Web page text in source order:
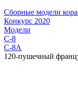
Сборные модели
Конкурс 2020
Модели
C-8
C-8A
120-пушечный